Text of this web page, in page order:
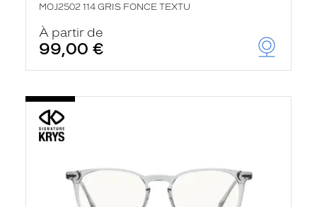
MOJ2502 114 GRIS FONCE TEXTU
À partir de
99,00 €